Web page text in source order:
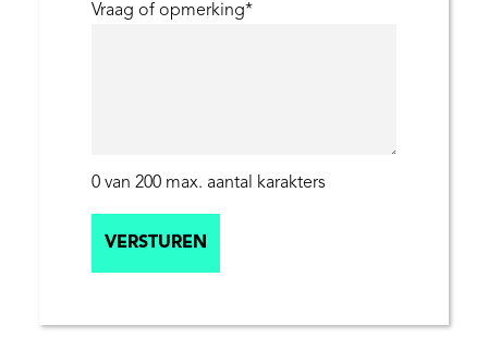
Vraag of opmerking*
0 van 200 max. aantal karakters